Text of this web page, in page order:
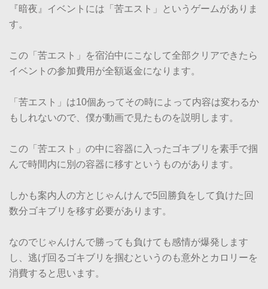
『暗夜』イベントには「苦エスト」というゲームがありま
す。
この「苦エスト」を宿泊中にこなして全部クリアできたら
イベントの参加費用が全額返金になります。
「苦エスト」は10個あってその時によって内容は変わるか
もしれないので、僕が動画で見たものを説明します。
この「苦エスト」の中に容器に入ったゴキブリを素手で掴
んで時間内に別の容器に移すというものがあります。
しかも案内人の方とじゃんけんで5回勝負をして負けた回
数分ゴキブリを移す必要があります。
なのでじゃんけんで勝っても負けても感情が爆発します
し、逃げ回るゴキブリを掴むというのも意外とカロリーを
消費すると思います。